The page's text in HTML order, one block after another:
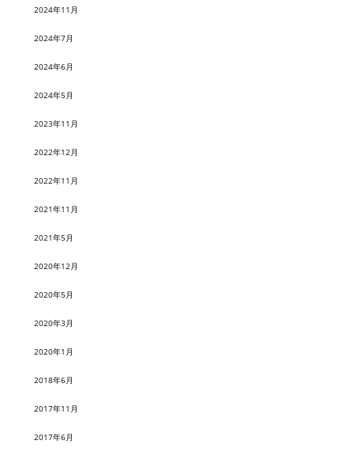
2024年11月
2024年7月
2024年6月
2024年5月
2023年11月
2022年12月
2022年11月
2021年11月
2021年5月
2020年12月
2020年5月
2020年3月
2020年1月
2018年6月
2017年11月
2017年6月